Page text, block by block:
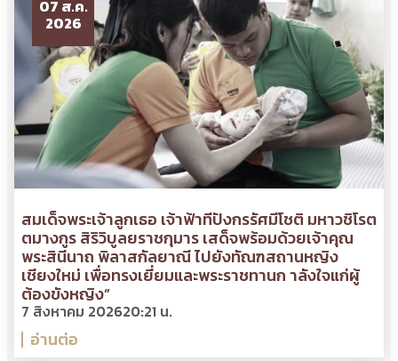
07 ส.ค.
2026
สมเด็จพระเจ้าลูกเธอ เจ้าฟ้าทีปังกรรัศมีโชติ มหาวชิโรต
ตมางกูร สิริวิบูลยราชกุมาร เสด็จพร้อมด้วยเจ้าคุณ
พระสินีนาถ พิลาสกัลยาณี ไปยังทัณฑสถานหญิง
เชียงใหม่ เพื่อทรงเยี่ยมและพระราชทานก าลังใจแก่ผู้
ต้องขังหญิง”
7 สิงหาคม 202620:21 น.
อ่านต่อ